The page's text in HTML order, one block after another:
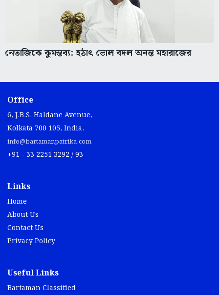
নেতাজিকে কুমন্তব্য: হঠাৎ ভোল বদল অনন্ত মহারাজের
Office
6, J.B.S. Haldane Avenue,
Kolkata 700 105, India.
info@bartamanpatrika.com
+91 - 33 2251 3292 / 93
Links
Home
About Us
Contact Us
Privacy Policy
Useful Links
Bartaman Classified